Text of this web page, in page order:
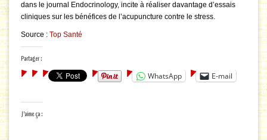
dans le journal Endocrinology, incite à réaliser davantage d’essais
cliniques sur les bénéfices de l’acupuncture contre le stress.
Source : Top Santé
Partager :
WhatsApp E-mail
J’aime ça :